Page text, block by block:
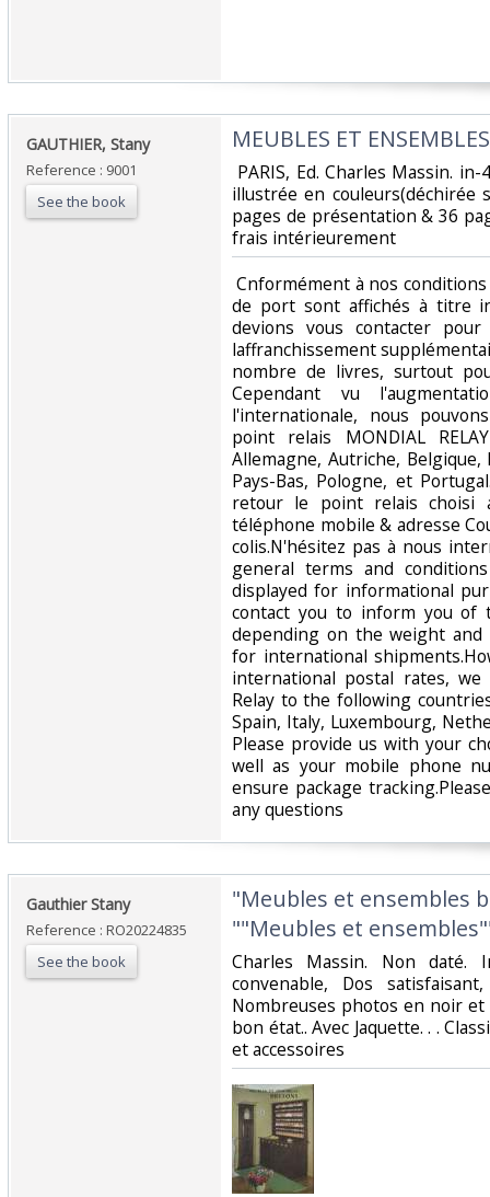
‎GAUTHIER, Stany‎
Reference : 9001
See the book
‎MEUBLES ET
PARIS, Ed. Charles Massin.
illustrée en couleurs(déchirée
pages de présentation & 36
frais intérieurement ‎
Cnformément à nos
de port sont affichés à titre
devions vous contacter
laffranchissement
nombre de livres, surtout
Cependant vu
l'internationale, nous
point relais MONDIAL
Allemagne, Autriche,
Pays-Bas, Pologne, et
retour le point relais choisi
téléphone mobile & adresse
colis.N'hésitez pas à nous
general terms and
displayed for informational
contact you to inform you of
depending on the weight and
for international
international postal rates,
Relay to the following
Spain, Italy, Luxembourg,
Please provide us with your
well as your mobile phone
ensure package
any questions‎
‎Gauthier Stany‎
Reference : RO20224835
See the book
‎"Meubles et ensembles
""Meubles et
‎Charles Massin. Non daté.
convenable, Dos
Nombreuses photos en noir
bon état.. Avec Jaquette. . .
et accessoires‎